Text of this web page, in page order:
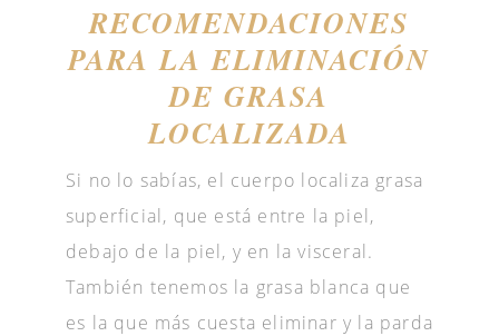
RECOMENDACIONES
PARA LA ELIMINACIÓN
DE GRASA
LOCALIZADA
Si no lo sabías, el cuerpo localiza grasa
superficial, que está entre la piel,
debajo de la piel, y en la visceral.
También tenemos la grasa blanca que
es la que más cuesta eliminar y la parda